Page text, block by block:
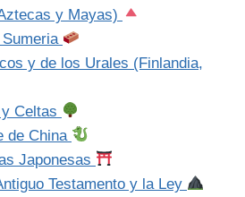
y Mayas)
y de los Urales (Finlandia,
Celtas
de China
Japonesas
Testamento y la Ley